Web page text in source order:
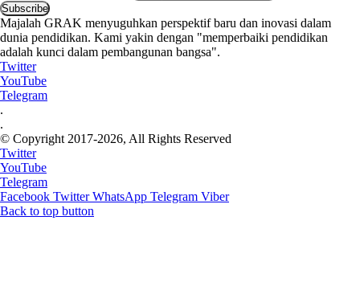
Majalah GRAK menyuguhkan perspektif baru dan inovasi dalam
dunia pendidikan. Kami yakin dengan "memperbaiki pendidikan
adalah kunci dalam pembangunan bangsa".
Twitter
YouTube
Telegram
.
.
© Copyright 2017-2026, All Rights Reserved
Twitter
YouTube
Telegram
Facebook Twitter WhatsApp Telegram Viber
Back to top button